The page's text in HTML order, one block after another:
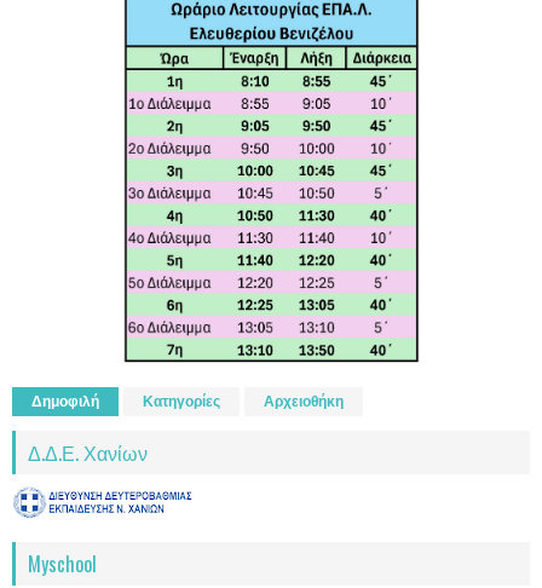
Δημοφιλή Κατηγορίες Αρχειοθήκη
Δ.Δ.Ε. Χανίων
Myschool